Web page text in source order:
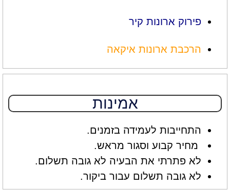
פירוק ארונות קיר
הרכבת ארונות איקאה
אמינות
התחייבות לעמידה בזמנים.
מחיר קבוע וסגור מראש.
לא פתרתי את הבעיה לא גובה תשלום.
לא גובה תשלום עבור ביקור.